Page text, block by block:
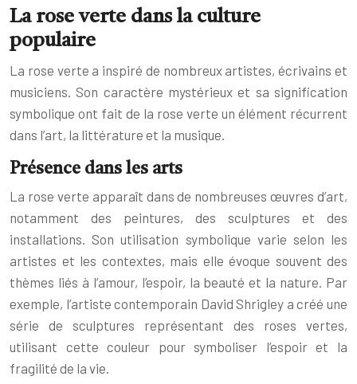
La rose verte dans la culture
populaire
La rose verte a inspiré de nombreux artistes, écrivains et
musiciens. Son caractère mystérieux et sa signification
symbolique ont fait de la rose verte un élément récurrent
dans l’art, la littérature et la musique.
Présence dans les arts
La rose verte apparaît dans de nombreuses œuvres d’art,
notamment des peintures, des sculptures et des
installations. Son utilisation symbolique varie selon les
artistes et les contextes, mais elle évoque souvent des
thèmes liés à l’amour, l’espoir, la beauté et la nature. Par
exemple, l’artiste contemporain David Shrigley a créé une
série de sculptures représentant des roses vertes,
utilisant cette couleur pour symboliser l’espoir et la
fragilité de la vie.